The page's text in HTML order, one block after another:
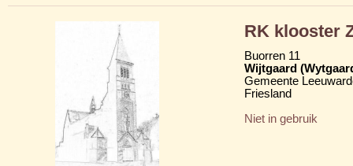
RK klooster
Buorren 11
Wijtgaard
Gemeente
Friesland
Niet in gebruik